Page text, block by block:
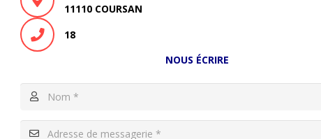
11110 COURSAN
18
NOUS ÉCRIRE